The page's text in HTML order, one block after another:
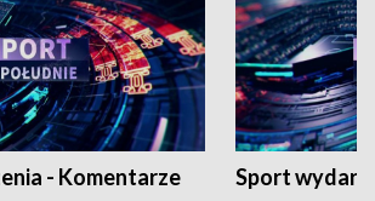
- Komentarze Sport